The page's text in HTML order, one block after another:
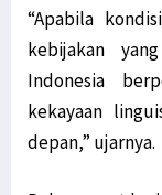
“Apabila
kebijakan
Indonesia
kekayaan
depan,” ujarnya.